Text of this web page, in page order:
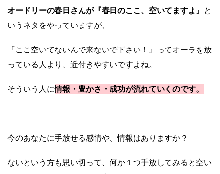
オードリーの春日さんが『春日のここ、空いてますよ』
と
いうネタをやっていますが、
『ここ空いてないんで来ないで下さい！』ってオーラを放
っている人より、近付きやすいですよね。
そういう人に情報・豊かさ・成功が流れていくのです。
今のあなたに手放せる感情や、情報はありますか？
ないという方も思い切って、何か１つ手放してみると空い